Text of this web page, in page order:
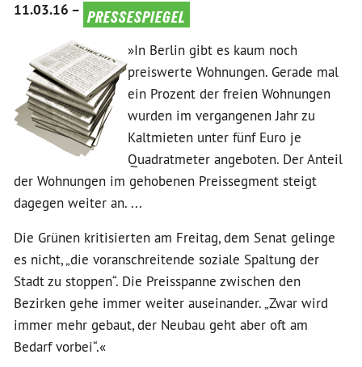
11.03.16 – pressespiegel
»In Berlin gibt es kaum noch
preiswerte Wohnungen. Gerade mal
ein Prozent der freien Wohnungen
wurden im vergangenen Jahr zu
Kaltmieten unter fünf Euro je
Quadratmeter angeboten. Der Anteil
der Wohnungen im gehobenen Preissegment steigt
dagegen weiter an. ...
Die Grünen kritisierten am Freitag, dem Senat gelinge
es nicht, „die voranschreitende soziale Spaltung der
Stadt zu stoppen“. Die Preisspanne zwischen den
Bezirken gehe immer weiter auseinander. „Zwar wird
immer mehr gebaut, der Neubau geht aber oft am
Bedarf vorbei“.«